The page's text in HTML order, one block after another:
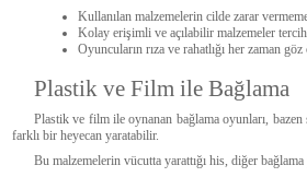
Kullanılan malzemelerin cilde zarar
Kolay erişimli ve açılabilir malzemeler
Oyuncuların rıza ve rahatlığı her zaman
Plastik ve Film ile Bağlama
Plastik ve film ile oynanan bağlama oyunları, bazen
farklı bir heyecan yaratabilir.
Bu malzemelerin vücutta yarattığı his, diğer